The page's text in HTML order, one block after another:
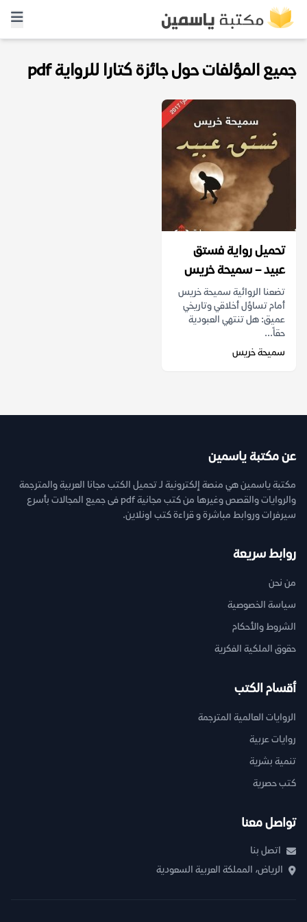
جميع المؤلفات حول جائزة كتارا للرواية pdf
تحميل رواية فستق
عبيد – سميحة خريس
تضعنا الروائية سميحة خريس
أمام تساؤل أخلاقي وتاريخي
عميق: هل تنتهي العبودية
حقاً...
سميحة خريس
عن مكتبة ياسمين
مكتبة ياسمين هي منصة إلكترونية لـ تحميل الكتب مجانا العربية والمترجمة
والروايات والقصص وغيرها من كتب مجانية pdf فى جميع المجالات بأسرع
سيرفرات وروابط مباشرة و قراءة كتب اونلاين.
روابط سريعة
من نحن
سياسة الخصوصية
الشروط والأحكام
حقوق الملكية الفكرية
أقسام الكتب
الروايات العالمية المترجمة
روايات عربية
تنمية بشرية
كتب حصرية
تواصل معنا
اتصل بنا
الرياض، المملكة العربية السعودية